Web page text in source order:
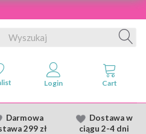
Darmowa
299 zł
Dostawaw
ciągu 2-4 dni